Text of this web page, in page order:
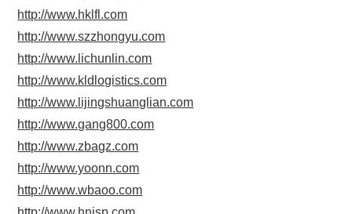
http://www.hklfl.com
http://www.szzhongyu.com
http://www.lichunlin.com
http://www.kldlogistics.com
http://www.lijingshuanglian.com
http://www.gang800.com
http://www.zbagz.com
http://www.yoonn.com
http://www.wbaoo.com